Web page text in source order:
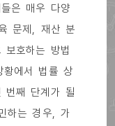
은 매우 다양
문제, 재산 분
호하는 방법
황에서 법률 상
번째 단계가 될
하는 경우, 가